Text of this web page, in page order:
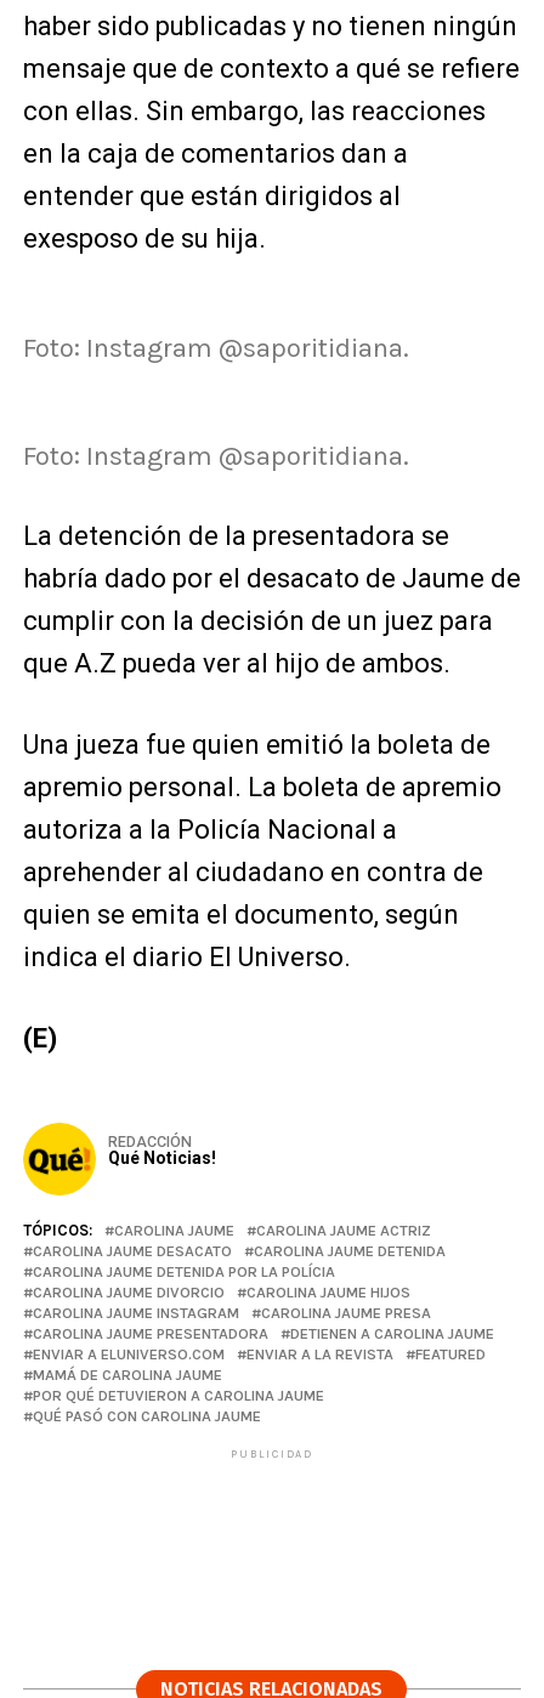
haber sido publicadas y no tienen ningún
mensaje que de contexto a qué se refiere
con ellas. Sin embargo, las reacciones
en la caja de comentarios dan a
entender que están dirigidos al
exesposo de su hija.
Foto: Instagram @saporitidiana.
Foto: Instagram @saporitidiana.
La detención de la presentadora se
habría dado por el desacato de Jaume de
cumplir con la decisión de un juez para
que A.Z pueda ver al hijo de ambos.
Una jueza fue quien emitió la boleta de
apremio personal. La boleta de apremio
autoriza a la Policía Nacional a
aprehender al ciudadano en contra de
quien se emita el documento, según
indica el diario El Universo.
(E)
REDACCIÓN
Qué Noticias!
TÓPICOS: CAROLINA JAUME
CAROLINA JAUME ACTRIZ
CAROLINA JAUME DESACATO
CAROLINA JAUME DETENIDA
CAROLINA JAUME DETENIDA POR LA POLÍCIA
CAROLINA JAUME DIVORCIO
CAROLINA JAUME HIJOS
CAROLINA JAUME INSTAGRAM
CAROLINA JAUME PRESA
CAROLINA JAUME PRESENTADORA
DETIENEN A CAROLINA JAUME
ENVIAR A ELUNIVERSO.COM
ENVIAR A LA REVISTA
FEATURED
MAMÁ DE CAROLINA JAUME
POR QUÉ DETUVIERON A CAROLINA JAUME
QUÉ PASÓ CON CAROLINA JAUME
PUBLICIDAD
NOTICIAS RELACIONADAS